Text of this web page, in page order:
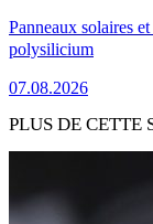
Panneaux solaires
polysilicium
07.08.2026
PLUS DE CETTE